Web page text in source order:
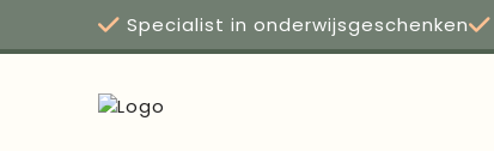
Specialist in onderwijsgeschenken